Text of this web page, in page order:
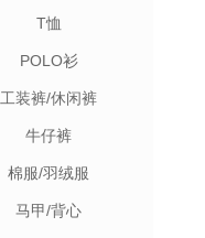
T恤
POLO衫
工装裤/休闲裤
牛仔裤
棉服/羽绒服
马甲/背心